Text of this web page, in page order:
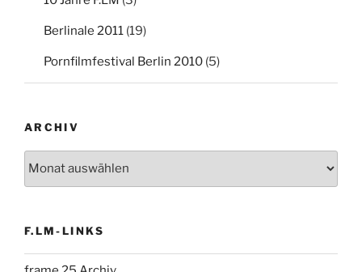
Berlinale 2011 (19)
Pornfilmfestival Berlin 2010 (5)
ARCHIV
F.LM-LINKS